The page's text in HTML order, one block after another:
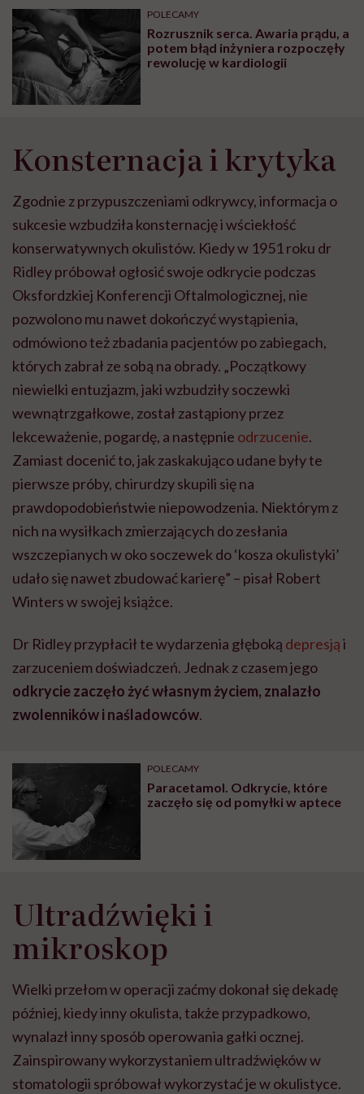
POLECAMY
Rozrusznik serca. Awaria prądu, a
potem błąd inżyniera rozpoczęły
rewolucję w kardiologii
Konsternacja i krytyka
Zgodnie z przypuszczeniami odkrywcy, informacja o
sukcesie wzbudziła konsternację i wściekłość
konserwatywnych okulistów. Kiedy w 1951 roku dr
Ridley próbował ogłosić swoje odkrycie podczas
Oksfordzkiej Konferencji Oftalmologicznej, nie
pozwolono mu nawet dokończyć wystąpienia,
odmówiono też zbadania pacjentów po zabiegach,
których zabrał ze sobą na obrady. „Początkowy
niewielki entuzjazm, jaki wzbudziły soczewki
wewnątrzgałkowe, został zastąpiony przez
lekceważenie, pogardę, a następnie odrzucenie.
Zamiast docenić to, jak zaskakująco udane były te
pierwsze próby, chirurdzy skupili się na
prawdopodobieństwie niepowodzenia. Niektórym z
nich na wysiłkach zmierzających do zesłania
wszczepianych w oko soczewek do ‘kosza okulistyki’
udało się nawet zbudować karierę” – pisał Robert
Winters w swojej książce.
Dr Ridley przypłacił te wydarzenia głęboką depresjąi
zarzuceniem doświadczeń. Jednak z czasem jego
odkrycie zaczęło żyć własnym życiem, znalazło
zwolenników i naśladowców.
POLECAMY
Paracetamol. Odkrycie, które
zaczęło się od pomyłki w aptece
Ultradźwięki i
mikroskop
Wielki przełom w operacji zaćmy dokonał się dekadę
później, kiedy inny okulista, także przypadkowo,
wynalazł inny sposób operowania gałki ocznej.
Zainspirowany wykorzystaniem ultradźwięków w
stomatologii spróbował wykorzystać je w okulistyce.